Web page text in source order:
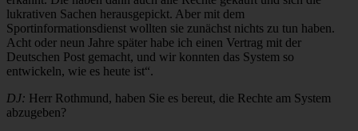
lukrativen Sachen herausgepickt. Aber mit dem
Sportinformationsdienst wollten sie zunächst nichts zu tun haben.
Acht oder neun Jahre später habe ich einen Vertrag mit der
Deutschen Post gemacht, und wir konnten das System so
entwickeln, wie es heute ist“.
DJ: Herr Rothmund, haben Sie es bereut, die Rechte am System
abzugeben?